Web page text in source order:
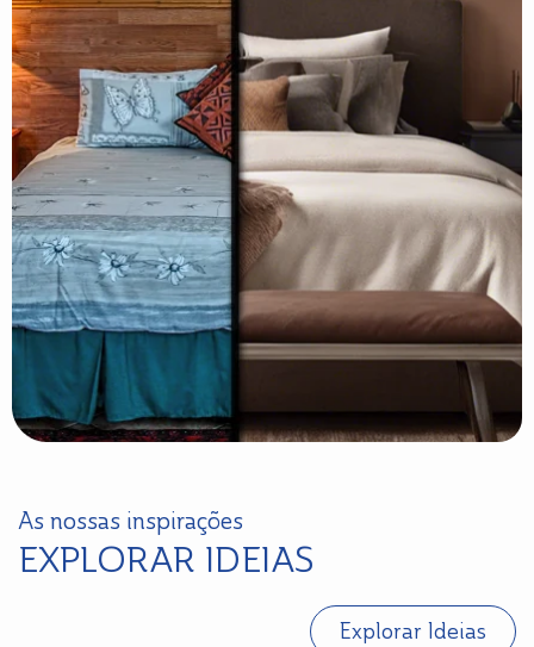
As nossas inspirações
EXPLORAR IDEIAS
Explorar Ideias